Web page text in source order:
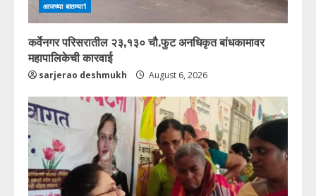
आजच्या बातम्या1
कर्वेनगर परिसरातील २३,१३० चौ.फुट अनधिकृत बांधकामावर
महापालिकेची कारवाई
sarjerao deshmukh August 6, 2026